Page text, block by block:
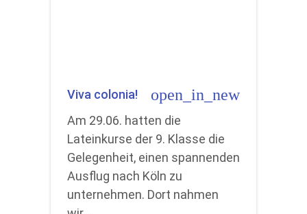
Viva colonia! open_in_new
Am 29.06. hatten die
Lateinkurse der 9. Klasse die
Gelegenheit, einen spannenden
Ausflug nach Köln zu
unternehmen. Dort nahmen